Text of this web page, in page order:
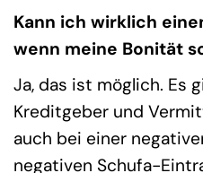
Kann ich wirklich
wenn meine Bonität
Ja, das ist möglich. Es
Kreditgeber und
auch bei einer
negativen Schufa-